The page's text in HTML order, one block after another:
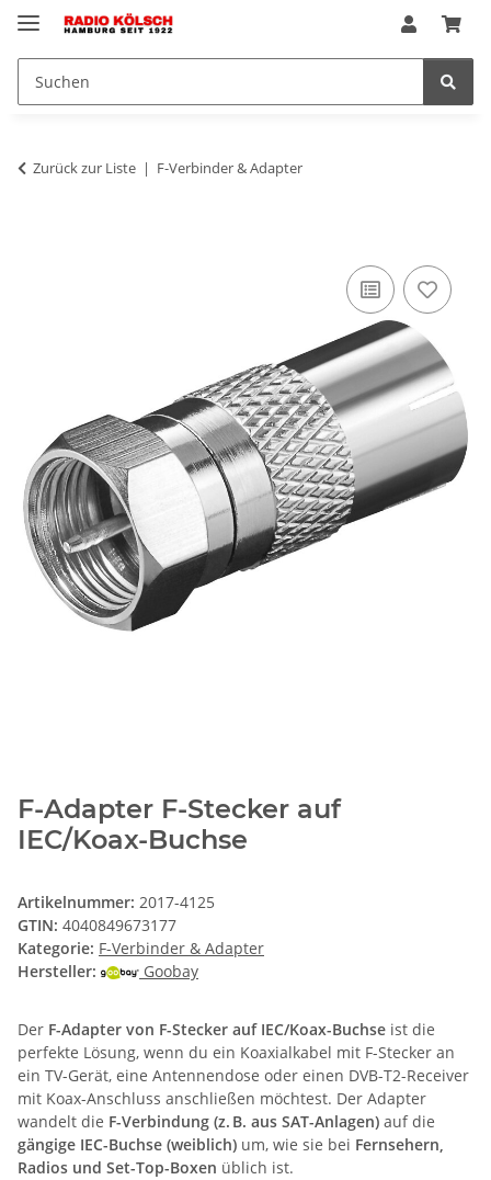
Zurück zur Liste F-Verbinder & Adapter
F-Adapter F-Stecker auf
IEC/Koax-Buchse
Artikelnummer: 2017-4125
GTIN: 4040849673177
Kategorie: F-Verbinder & Adapter
Hersteller:
Goobay
Der F-Adapter von F-Stecker auf IEC/Koax-Buchse ist die
perfekte Lösung, wenn du ein Koaxialkabel mit F-Stecker an
ein TV-Gerät, eine Antennendose oder einen DVB-T2-Receiver
mit Koax-Anschluss anschließen möchtest. Der Adapter
wandelt die F-Verbindung (z. B. aus SAT-Anlagen) auf die
gängige IEC-Buchse (weiblich) um, wie sie bei Fernsehern,
Radios und Set-Top-Boxen üblich ist.